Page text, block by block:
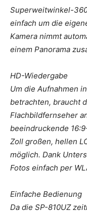
Superweitwinkel-
einfach um die
Kamera nimmt
einem Panorama
HD-Wiedergabe
Um die Aufnahmen
betrachten, braucht
Flachbildfernseher
beeindruckende
Zoll großen, hellen
möglich. Dank
Fotos einfach per
Einfache Bedienung
Da die SP-810UZ